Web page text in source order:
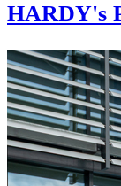
HARDY's